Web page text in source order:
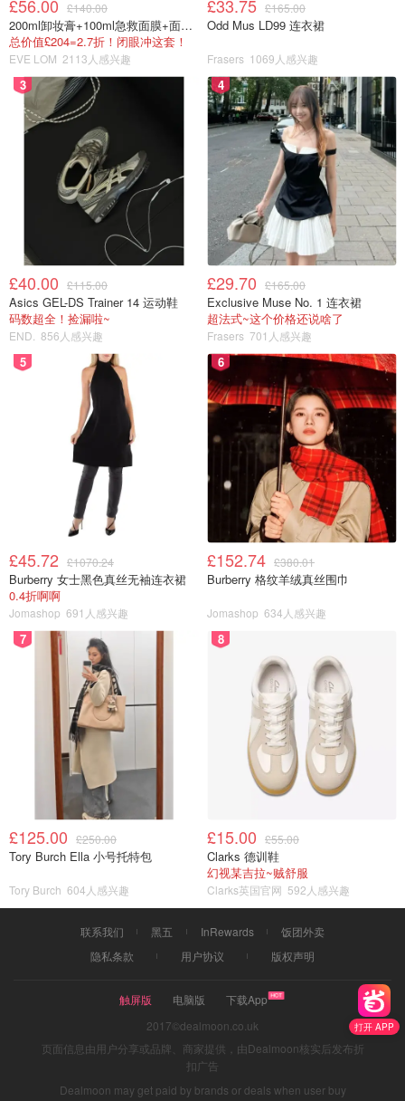
打开 APP
£56.00 £140.00
200ml卸妆膏+100ml急救面膜+面霜+洁颜布
总价值£204=2.7折！闭眼冲这套！
EVE LOM 2113人感兴趣
£33.75 £165.00
Odd Mus LD99 连衣裙
Frasers 1069人感兴趣
3
£40.00 £115.00
Asics GEL-DS Trainer 14 运动鞋
码数超全！捡漏啦~
END. 856人感兴趣
4
£29.70 £165.00
Exclusive Muse No. 1 连衣裙
超法式~这个价格还说啥了
Frasers 701人感兴趣
5
£45.72 £1070.24
Burberry 女士黑色真丝无袖连衣裙
0.4折啊啊
Jomashop 691人感兴趣
6
£152.74 £380.01
Burberry 格纹羊绒真丝围巾
Jomashop 634人感兴趣
7
£125.00 £250.00
Tory Burch Ella 小号托特包
Tory Burch 604人感兴趣
8
£15.00 £55.00
Clarks 德训鞋
幻视某吉拉~贼舒服
Clarks英国官网 592人感兴趣
联系我们 黑五 InRewards
饭团外卖
隐私条款
用户协议 版权声明
触屏版 电脑版
下载App
2017©dealmoon.co.uk
页面信息由用户分享或品牌、商家提供，由Dealmoon核实后发布折
扣广告
Dealmoon may get paid by brands or deals when user buy